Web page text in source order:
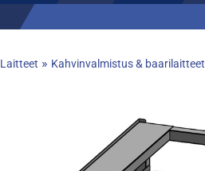
Laitteet » Kahvinvalmistus & baarilaitteet